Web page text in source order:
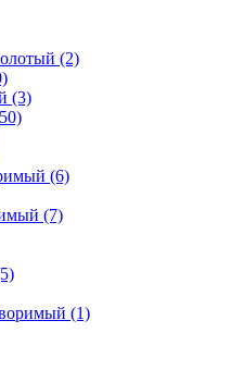
(2)
(3)
(6)
(7)
(1)